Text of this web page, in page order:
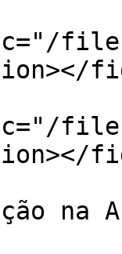
files/
files/
na